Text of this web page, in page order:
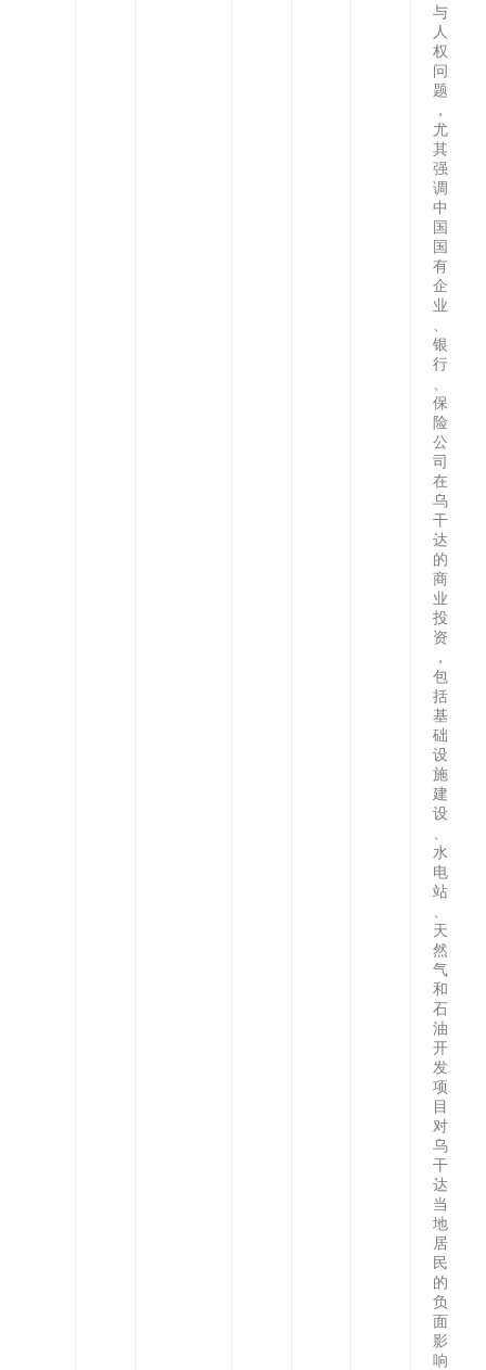
与
人
权
问
题
，
尤
其
强
调
中
国
国
有
企
业
银
行
保
险
公
司
在
乌
干
达
的
商
业
投
资
，
包
括
基
础
设
施
建
设
水
电
站
天
然
气
和
石
油
开
发
项
目
对
乌
干
达
当
地
居
民
的
负
面
影
响